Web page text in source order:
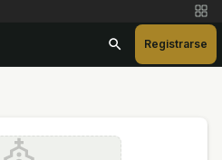
Registrarse